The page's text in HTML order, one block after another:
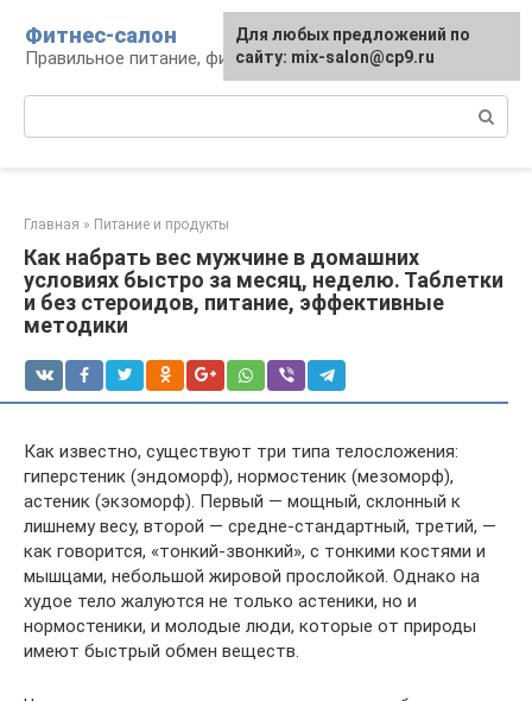
контенту
Фитнес-салон
Правильное питание, фитнес, образ жизни
Главная » Питание и продукты
Как набрать вес мужчине в домашних
условиях быстро за месяц, неделю. Таблетки
и без стероидов, питание, эффективные
методики
Как известно, существуют три типа телосложения:
гиперстеник (эндоморф), нормостеник (мезоморф),
астеник (экзоморф). Первый — мощный, склонный к
лишнему весу, второй — средне-стандартный, третий, —
как говорится, «тонкий-звонкий», с тонкими костями и
мышцами, небольшой жировой прослойкой. Однако на
худое тело жалуются не только астеники, но и
нормостеники, и молодые люди, которые от природы
имеют быстрый обмен веществ.
Для любых предложений по
сайту: mix-salon@cp9.ru